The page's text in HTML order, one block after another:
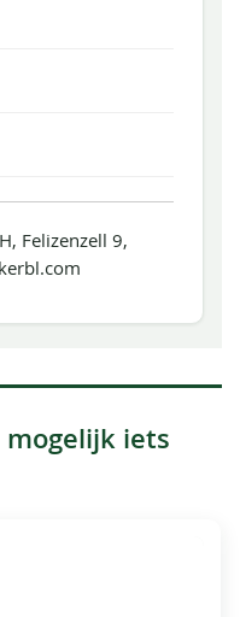
Felizenzell 9,
iets